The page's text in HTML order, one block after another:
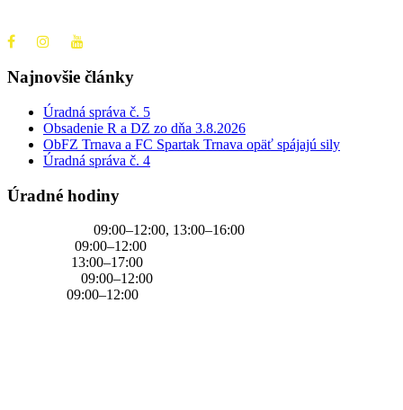
Najnovšie články
Úradná správa č. 5
Obsadenie R a DZ zo dňa 3.8.2026
ObFZ Trnava a FC Spartak Trnava opäť spájajú sily
Úradná správa č. 4
Úradné hodiny
09:00–12:00, 13:00–16:00
09:00–12:00
13:00–17:00
09:00–12:00
09:00–12:00